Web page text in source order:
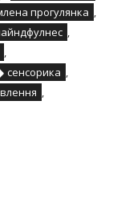
прогулянка ,
,
,
сенсорика ,
,